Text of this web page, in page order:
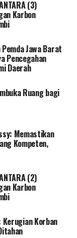
memberikan
masing-
dimiliki
bagi diri sendiri
ini sangat
bisa
berharap ke
agar semakin
semakin
mengurus
datang dan
(3)
Karbon
Jawa Barat
Pencegahan
Daerah
Ruang bagi
Memastikan
Kompeten,
(2)
Karbon
Korban